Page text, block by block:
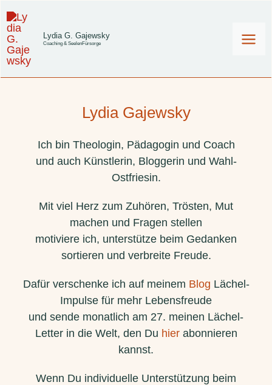
Zum
Inhalt
springen
Lydia G. Gajewsky
Coaching & SeelenFürsorge
Lydia Gajewsky
Ich bin Theologin, Pädagogin und Coach
und auch Künstlerin, Bloggerin und Wahl-
Ostfriesin.
Mit viel Herz zum Zuhören, Trösten, Mut
machen und Fragen stellen
motiviere ich, unterstütze beim Gedanken
sortieren und verbreite Freude.
Dafür verschenke ich auf meinem Blog Lächel-
Impulse für mehr Lebensfreude
und sende monatlich am 27. meinen Lächel-
Letter in die Welt, den Du hierabonnieren
kannst.
Wenn Du individuelle Unterstützung beim